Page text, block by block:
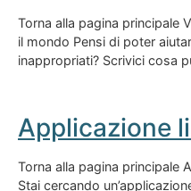
Torna alla pagina principale
il mondo Pensi di poter
inappropriati? Scrivici cosa
Applicazione
Torna alla pagina principale
Stai cercando